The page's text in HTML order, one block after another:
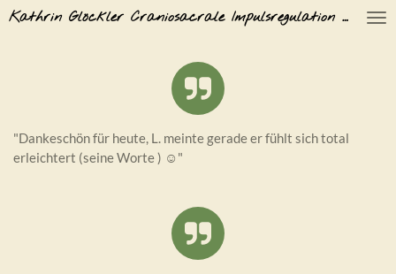
Zum
Kathrin Glöckler Craniosacrale Impulsregulation und Kinesiologie
"Dankeschön für heute, L. meinte gerade er fühlt sich total
erleichtert (seine Worte ) ☺️"